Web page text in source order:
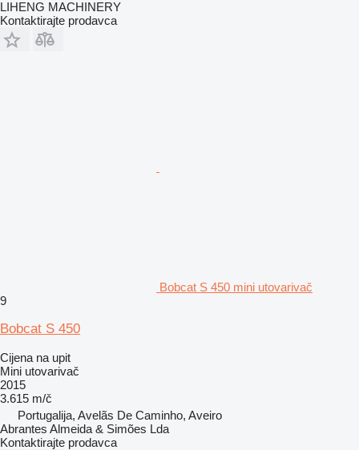
LIHENG MACHINERY
Kontaktirajte prodavca
Bobcat S 450 mini utovarivač
9
Bobcat S 450
Cijena na upit
Mini utovarivač
2015
3.615 m/č
Portugalija, Avelãs De Caminho, Aveiro
Abrantes Almeida & Simões Lda
Kontaktirajte prodavca